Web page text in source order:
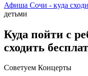
Афиша Сочи - куда
детьми
Куда пойти с
сходить
Советуем Концерты